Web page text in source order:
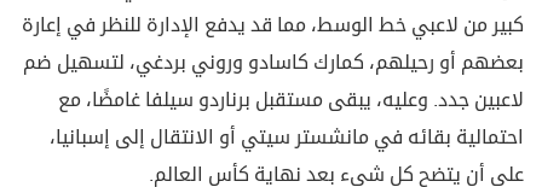
كبير من لاعبي خط الوسط، مما قد يدفع الإدارة للنظر في إعارة
بعضهم أو رحيلهم، كمارك كاسادو وروني بردغي، لتسهيل ضم
لاعبين جدد. وعليه، يبقى مستقبل برناردو سيلفا غامضًا، مع
احتمالية بقائه في مانشستر سيتي أو الانتقال إلى إسبانيا،
على أن يتضح كل شيء بعد نهاية كأس العالم.